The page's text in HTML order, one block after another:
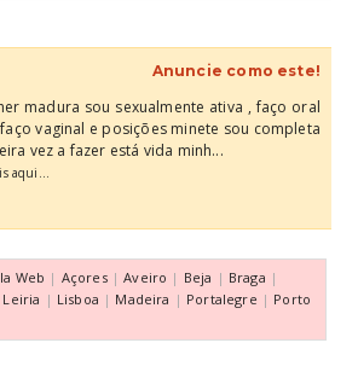
Anuncie como este!
madura sou sexualmente ativa , faço oral
vaginal e posições minete sou completa
vez a fazer está vida minh...
aqui...
Web | Açores | Aveiro | Beja | Braga |
Leiria | Lisboa | Madeira | Portalegre | Porto